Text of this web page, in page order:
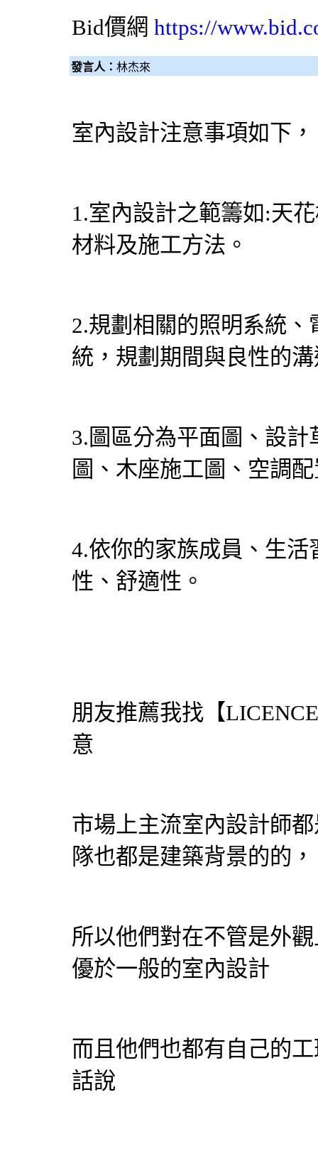
Bid價網 https://
發言人： 林杰來
室內設計注意事項如下，
1.室內設計之範籌如:天
材料及施工方法。
2.規劃相關的照明系統
統，規劃期間與良性的
3.圖區分為平面圖、設
圖、木座施工圖、空調
4.依你的家族成員、生
性、舒適性。
朋友推薦我找【
意
市場上主流室內設計師
隊也都是建築背景的的，
所以他們對在不管是外
優於一般的室內設計
而且他們也都有自己的
話說